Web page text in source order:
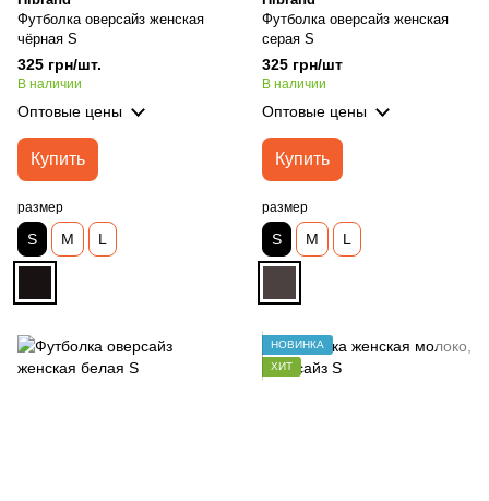
Футболка оверсайз женская
чёрная S
325 грн/шт.
В наличии
Оптовые цены
Купить
размер
S M L
Футболка оверсайз женская
серая S
325 грн/шт
В наличии
Оптовые цены
Купить
размер
S M L
НОВИНКА
ХИТ